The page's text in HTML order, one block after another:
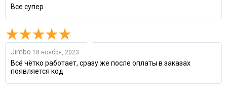
Все супер
Jimbo 18 ноября, 2023
Всё чётко работает, сразу же после оплаты в заказах
появляется код